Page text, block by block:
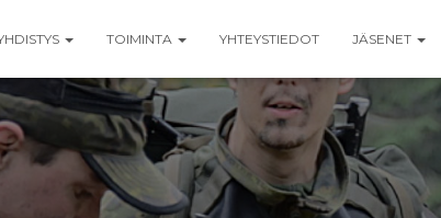
TOIMINTA YHTEYSTIEDOT JÄSENET